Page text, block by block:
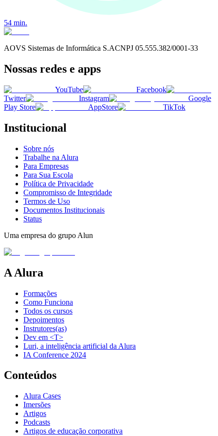
54 min.
AOVS Sistemas de Informática S.ACNPJ 05.555.382/0001-33
Nossas redes e apps
YouTube
Facebook
Twitter
Instagram
Google
Play Store
AppStore TikTok
Institucional
Sobre nós
Trabalhe na Alura
Para Empresas
Para Sua Escola
Política de Privacidade
Compromisso de Integridade
Termos de Uso
Documentos Institucionais
Status
Uma empresa do grupo Alun
A Alura
Formações
Como Funciona
Todos os cursos
Depoimentos
Instrutores(as)
Dev em <T>
Luri, a inteligência artificial da Alura
IA Conference 2024
Conteúdos
Alura Cases
Imersões
Artigos
Podcasts
Artigos de educação corporativa